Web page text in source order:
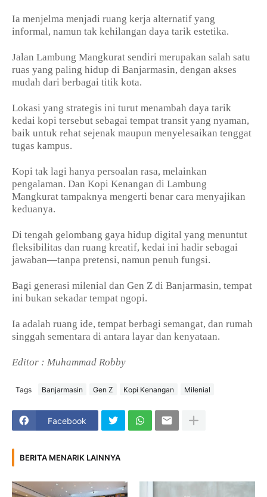
Ia menjelma menjadi ruang kerja alternatif yang
informal, namun tak kehilangan daya tarik estetika.
Jalan Lambung Mangkurat sendiri merupakan salah satu
ruas yang paling hidup di Banjarmasin, dengan akses
mudah dari berbagai titik kota.
Lokasi yang strategis ini turut menambah daya tarik
kedai kopi tersebut sebagai tempat transit yang nyaman,
baik untuk rehat sejenak maupun menyelesaikan tenggat
tugas kampus.
Kopi tak lagi hanya persoalan rasa, melainkan
pengalaman. Dan Kopi Kenangan di Lambung
Mangkurat tampaknya mengerti benar cara menyajikan
keduanya.
Di tengah gelombang gaya hidup digital yang menuntut
fleksibilitas dan ruang kreatif, kedai ini hadir sebagai
jawaban—tanpa pretensi, namun penuh fungsi.
Bagi generasi milenial dan Gen Z di Banjarmasin, tempat
ini bukan sekadar tempat ngopi.
Ia adalah ruang ide, tempat berbagi semangat, dan rumah
singgah sementara di antara layar dan kenyataan.
Editor : Muhammad Robby
Tags Banjarmasin Gen Z Kopi Kenangan Milenial
Facebook
BERITA MENARIK LAINNYA